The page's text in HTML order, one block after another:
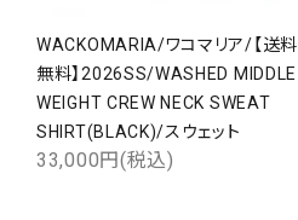
WACKOMARIA/ワコマリア/【送料
無料】2026SS/WASHED MIDDLE
WEIGHT CREW NECK SWEAT
SHIRT(BLACK)/スウェット
33,000円(税込)